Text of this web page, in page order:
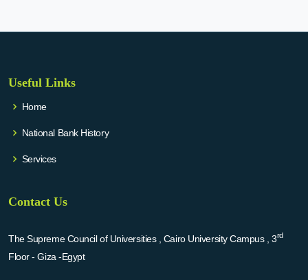
Useful Links
Home
National Bank History
Services
Contact Us
The Supreme Council of Universities , Cairo University Campus , 3rd
Floor - Giza -Egypt